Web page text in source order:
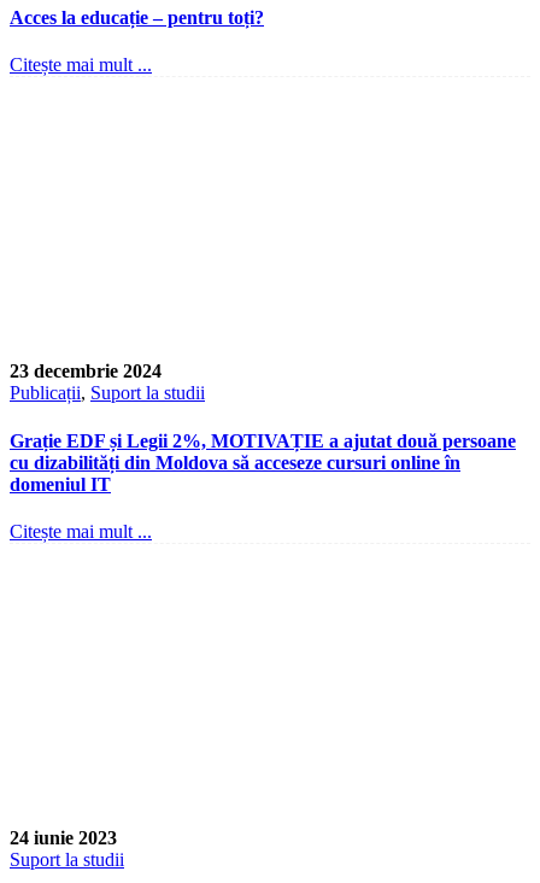
Acces la educație – pentru toți?
Citește mai mult ...
23 decembrie 2024
Publicații, Suport la studii
Grație EDF și Legii 2%, MOTIVAȚIE a ajutat două persoane
cu dizabilități din Moldova să acceseze cursuri online în
domeniul IT
Citește mai mult ...
24 iunie 2023
Suport la studii